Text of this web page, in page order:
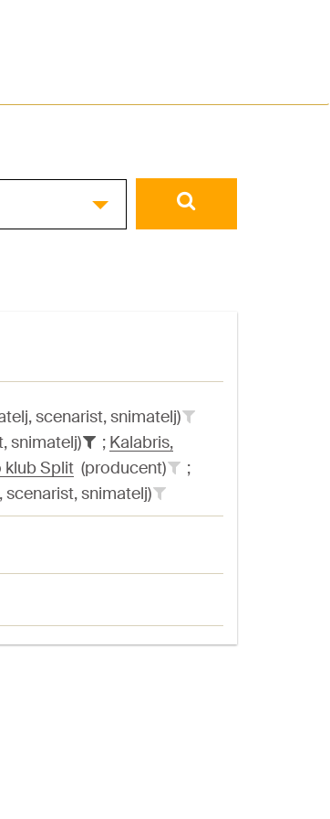
scenarist, snimatelj)
snimatelj) ; Kalabris,
klub Split(producent)
;
snimatelj)